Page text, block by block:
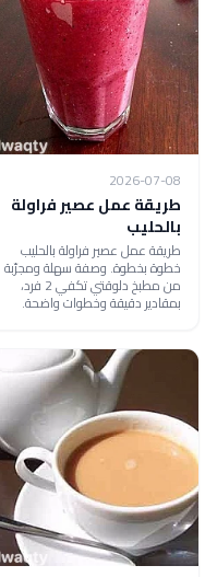
2026-07-08
طريقة عمل عصير فراولة
بالحليب
طريقة عمل عصير فراولة بالحليب
خطوة بخطوة. وصفة سهلة ومجرّبة
من مطبخ دلوقتي تكفي 2 فرد،
بمقادير دقيقة وخطوات واضحة.